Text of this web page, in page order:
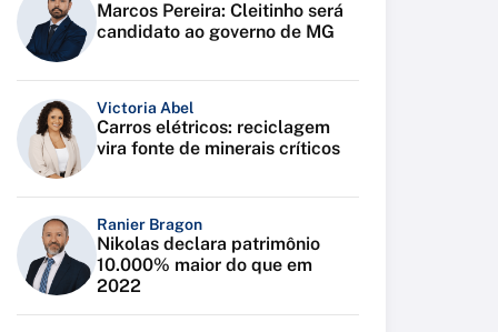
Marcos Pereira: Cleitinho será
candidato ao governo de MG
Victoria Abel
Carros elétricos: reciclagem
vira fonte de minerais críticos
Ranier Bragon
Nikolas declara patrimônio
10.000% maior do que em
2022